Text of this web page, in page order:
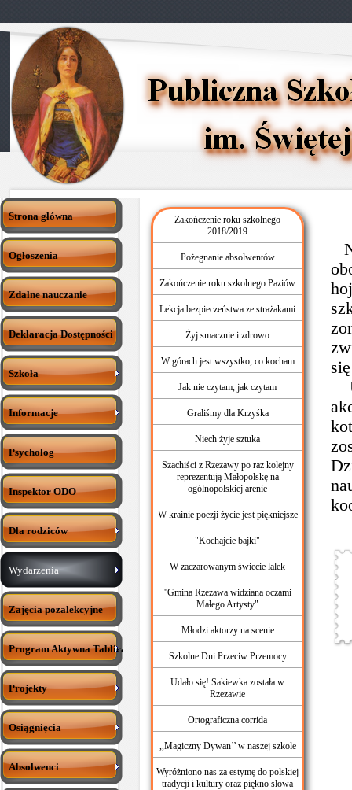
Strona główna
Ogłoszenia
Zdalne nauczanie
Deklaracja Dostępności
Szkoła
Informacje
Psycholog
Inspektor ODO
Dla rodziców
Wydarzenia
Zajęcia pozalekcyjne
Program Aktywna Tablica
Projekty
Osiągnięcia
Absolwenci
Zakończenie roku szkolnego
2018/2019
Pożegnanie absolwentów
Zakończenie roku szkolnego Paziów
Lekcja bezpieczeństwa ze strażakami
Żyj smacznie i zdrowo
W górach jest wszystko, co kocham
Jak nie czytam, jak czytam
Graliśmy dla Krzyśka
Niech żyje sztuka
Szachiści z Rzezawy po raz kolejny
reprezentują Małopolskę na
ogólnopolskiej arenie
W krainie poezji życie jest piękniejsze
"Kochajcie bajki"
W zaczarowanym świecie lalek
''Gmina Rzezawa widziana oczami
Małego Artysty"
Młodzi aktorzy na scenie
Szkolne Dni Przeciw Przemocy
Udało się! Sakiewka została w
Rzezawie
Ortograficzna corrida
,,Magiczny Dywan’’ w naszej szkole
Wyróżniono nas za estymę do polskiej
tradycji i kultury oraz piękno słowa